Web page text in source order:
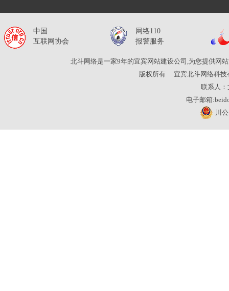
中国
互联网协会
网络110
报警服务
北斗网络是一家9年的宜宾网站建设公司,为您提供网
版权所有
宜宾北斗网络科技
联系人：
电子邮箱
川